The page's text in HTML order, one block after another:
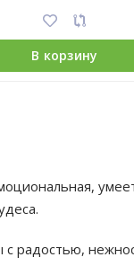
В корзину
радостью,